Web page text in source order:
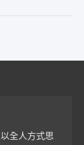
全人方式思